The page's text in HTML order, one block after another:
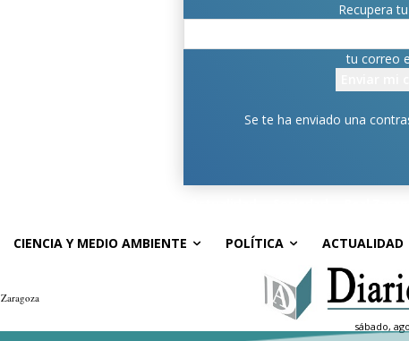
Recupera
tu correo
Se te ha enviado una
CIENCIA Y MEDIO AMBIENTE POLÍTICA ACTUALIDAD
Zaragoza
sábado,